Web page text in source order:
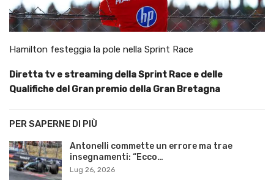
Hamilton festeggia la pole nella Sprint Race
Diretta tv e streaming della Sprint Race e delle
Qualifiche del Gran premio della Gran Bretagna
PER SAPERNE DI PIÙ
Antonelli commette un errore ma trae
insegnamenti: “Ecco…
Lug 26, 2026